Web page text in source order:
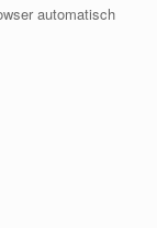
automatisch